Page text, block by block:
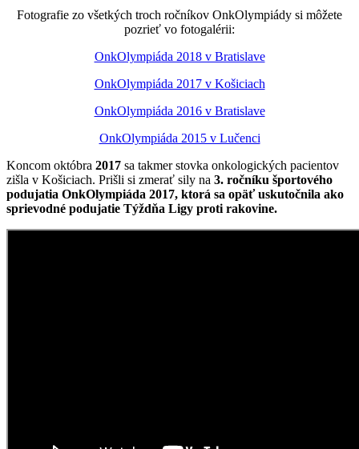
Fotografie zo všetkých troch ročníkov OnkOlympiády si môžete
pozrieť vo fotogalérii:
OnkOlympiáda 2018 v Bratislave
OnkOlympiáda 2017 v Košiciach
OnkOlympiáda 2016 v Bratislave
OnkOlympiáda 2015 v Lučenci
Koncom októbra 2017 sa takmer stovka onkologických pacientov
zišla v Košiciach. Prišli si zmerať sily na 3. ročníku športového
podujatia OnkOlympiáda 2017, ktorá sa opäť uskutočnila ako
sprievodné podujatie Týždňa Ligy proti rakovine.